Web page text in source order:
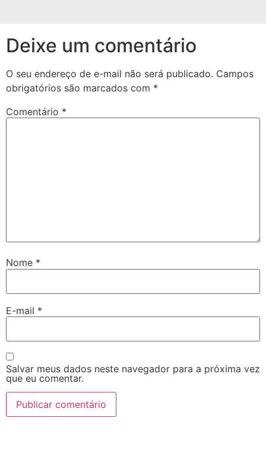
Deixe um comentário
O seu endereço de e-mail não será publicado. Campos
obrigatórios são marcados com *
Comentário *
Nome *
E-mail *
Salvar meus dados neste navegador para a próxima vez
que eu comentar.